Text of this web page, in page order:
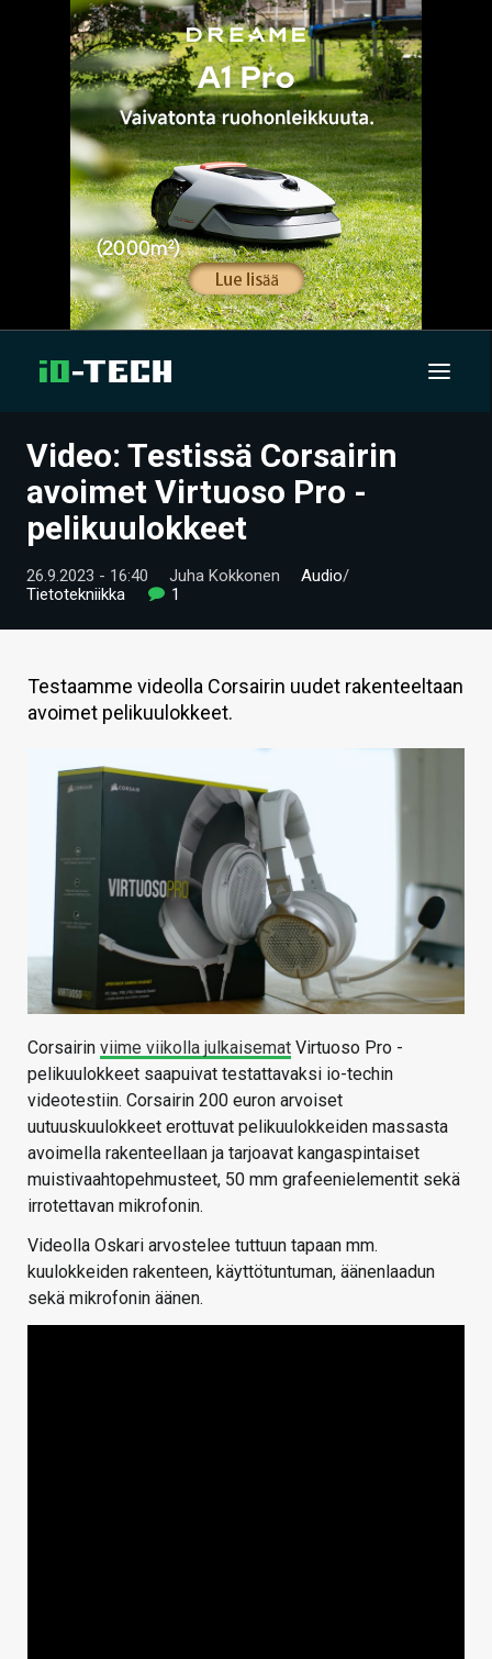
UUTISET
ARTIKKELIT
VIDEOT
HINTA.FI
VAIHDA TEEMA
HAKU
Video: Testissä Corsairin
avoimet Virtuoso Pro -
pelikuulokkeet
26.9.2023 - 16:40 Juha Kokkonen Audio/
Tietotekniikka
1
Testaamme videolla Corsairin uudet rakenteeltaan
avoimet pelikuulokkeet.
Corsairin viime viikolla julkaisemat Virtuoso Pro -
pelikuulokkeet saapuivat testattavaksi io-techin
videotestiin. Corsairin 200 euron arvoiset
uutuuskuulokkeet erottuvat pelikuulokkeiden massasta
avoimella rakenteellaan ja tarjoavat kangaspintaiset
muistivaahtopehmusteet, 50 mm grafeenielementit sekä
irrotettavan mikrofonin.
Videolla Oskari arvostelee tuttuun tapaan mm.
kuulokkeiden rakenteen, käyttötuntuman, äänenlaadun
sekä mikrofonin äänen.